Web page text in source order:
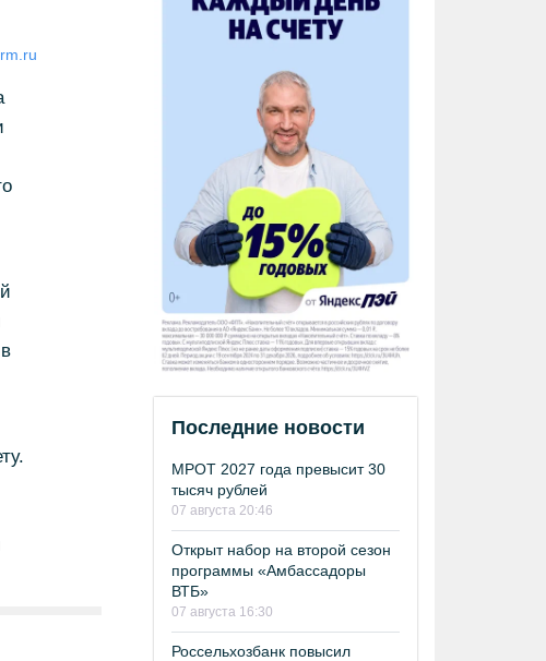
Последние новости
МРОТ 2027 года превысит 30
тысяч рублей
07 августа 20:46
Открыт набор на второй сезон
программы «Амбассадоры
ВТБ»
07 августа 16:30
Россельхозбанк повысил